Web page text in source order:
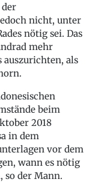
nicht, unter
nötig sei. Das
mehr
auszurichten, als
beim
2018
in dem
vor dem
wann es nötig
so der Mann.